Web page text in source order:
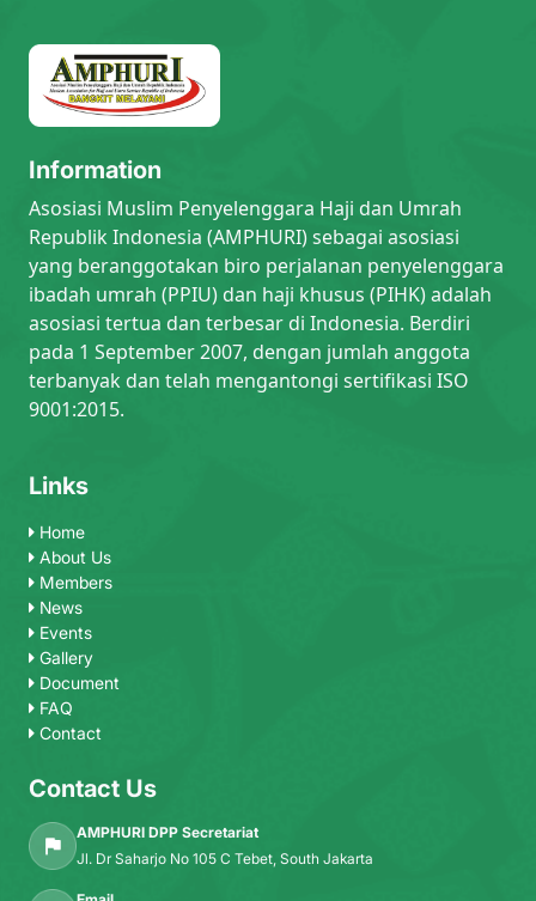
Information
Asosiasi Muslim Penyelenggara Haji dan Umrah
Republik Indonesia (AMPHURI) sebagai asosiasi
yang beranggotakan biro perjalanan penyelenggara
ibadah umrah (PPIU) dan haji khusus (PIHK) adalah
asosiasi tertua dan terbesar di Indonesia. Berdiri
pada 1 September 2007, dengan jumlah anggota
terbanyak dan telah mengantongi sertifikasi ISO
9001:2015.
Links
Home
About Us
Members
News
Events
Gallery
Document
FAQ
Contact
Contact Us
AMPHURI DPP Secretariat
Jl. Dr Saharjo No 105 C Tebet, South Jakarta